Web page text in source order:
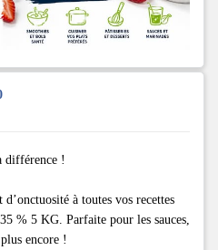
différence !
à toutes vos recettes
% 5 KG. Parfaite pour les sauces,
encore !